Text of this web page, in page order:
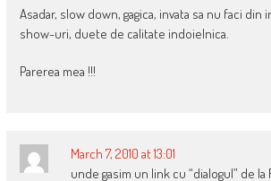
Asadar, slow down, gagica, invata sa nu faci
show-uri, duete de calitate indoielnica.
Parerea mea !!!
March 7, 2010 at 13:01
unde gasim un link cu “dialogul” de la